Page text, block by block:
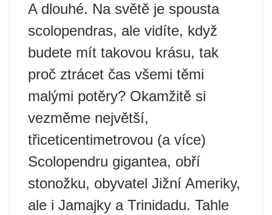
A dlouhé. Na světě je spousta
scolopendras, ale vidíte, když
budete mít takovou krásu, tak
proč ztrácet čas všemi těmi
malými potěry? Okamžitě si
vezměme největší,
třiceticentimetrovou (a více)
Scolopendru gigantea, obří
stonožku, obyvatel Jižní Ameriky,
ale i Jamajky a Trinidadu. Tahle